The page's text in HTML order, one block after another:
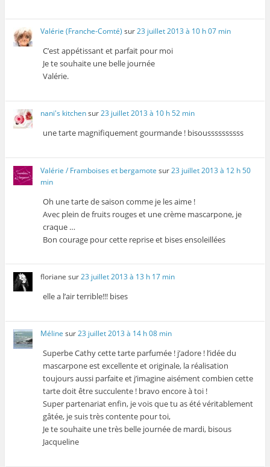
Valérie (Franche-Comté) sur23 juillet 2013 à 10 h 07 min
C’est appétissant et parfait pour moi
Je te souhaite une belle journée
Valérie.
nani's kitchensur23 juillet 2013 à 10 h 52 min
une tarte magnifiquement gourmande ! bisoussssssssss
Valérie / Framboises et bergamote sur23 juillet 2013 à 12 h 50
min
Oh une tarte de saison comme je les aime !
Avec plein de fruits rouges et une crème mascarpone, je
craque …
Bon courage pour cette reprise et bises ensoleillées
floriane sur23 juillet 2013 à 13 h 17 min
elle a l’air terrible!!! bises
Méline sur23 juillet 2013 à 14 h 08 min
Superbe Cathy cette tarte parfumée ! j’adore ! l’idée du
mascarpone est excellente et originale, la réalisation
toujours aussi parfaite et j’imagine aisément combien cette
tarte doit être succulente ! bravo encore à toi !
Super partenariat enfin, je vois que tu as été véritablement
gâtée, je suis très contente pour toi,
Je te souhaite une très belle journée de mardi, bisous
Jacqueline